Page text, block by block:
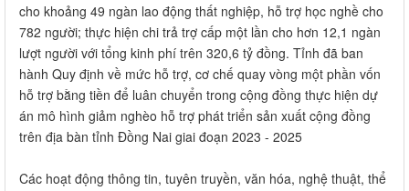
cho khoảng 49 ngàn lao động thất nghiệp, hỗ trợ học nghề cho
782 người; thực hiện chi trả trợ cấp một lần cho hơn 12,1 ngàn
lượt người với tổng kinh phí trên 320,6 tỷ đồng. Tỉnh đã ban
hành Quy định về mức hỗ trợ, cơ chế quay vòng một phần vốn
hỗ trợ bằng tiền để luân chuyển trong cộng đồng thực hiện dự
án mô hình giảm nghèo hỗ trợ phát triển sản xuất cộng đồng
trên địa bàn tỉnh Đồng Nai giai đoạn 2023 - 2025
Các hoạt động thông tin, tuyên truyền, văn hóa, nghệ thuật, thể